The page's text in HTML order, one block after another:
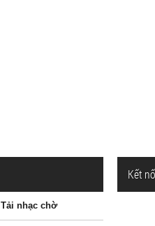
Tải nhạc chờ
Kết